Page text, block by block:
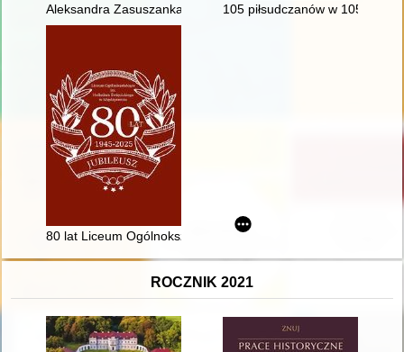
Aleksandra Zasuszanka-Dobrowolska (1906-1989) : życie i
105 piłsudczanów w 105-tą
80 lat Liceum Ogólnokształcącego im. Heliodora Święcickiego
ROCZNIK 2021